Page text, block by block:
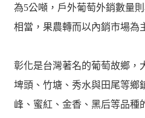
為5公噸，戶外葡萄外銷數量
相當，果農轉而以內銷市場為
彰化是台灣著名的葡萄故鄉，
埤頭、竹塘、秀水與田尾等鄉
峰、蜜紅、金香、黑后等品種